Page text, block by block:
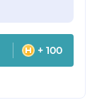
+ 100